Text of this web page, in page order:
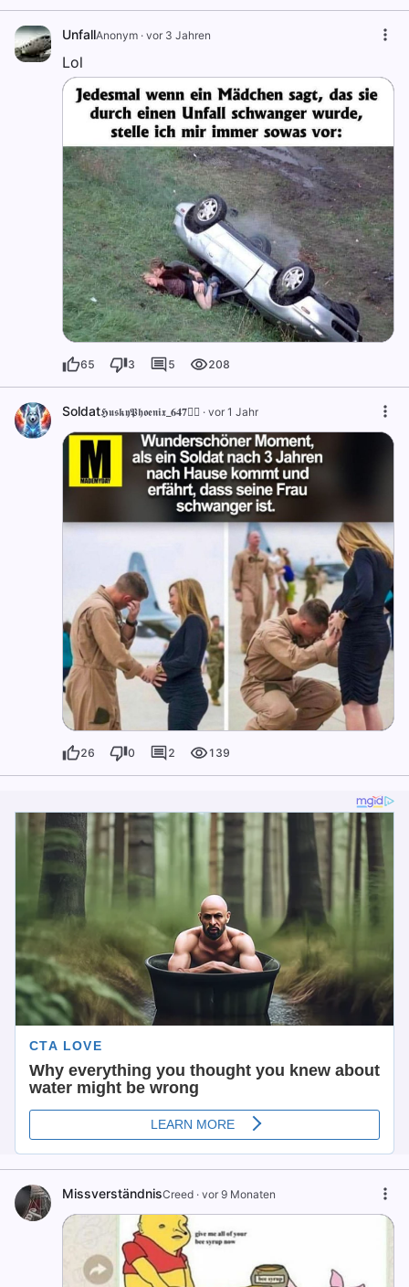
UnfallAnonym · vor 3 Jahren
Lol
65 3 5 208
Soldat𝕳𝖚𝖘𝖐𝖞𝕻𝖍𝖔𝖊𝖓𝖎𝖝_𝟔𝟒𝟕🐦‍🔥 · vor 1 Jahr
26 0 2 139
MissverständnisCreed · vor 9 Monaten